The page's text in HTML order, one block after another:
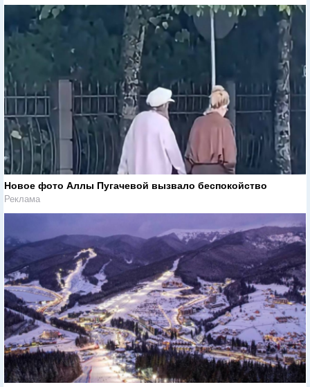
Новое фото Аллы Пугачевой вызвало беспокойство
Реклама